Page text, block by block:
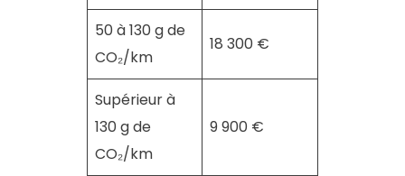
50 à 130 g de
CO₂/km
18 300 €
Supérieur à
130 g de
CO₂/km
9 900 €